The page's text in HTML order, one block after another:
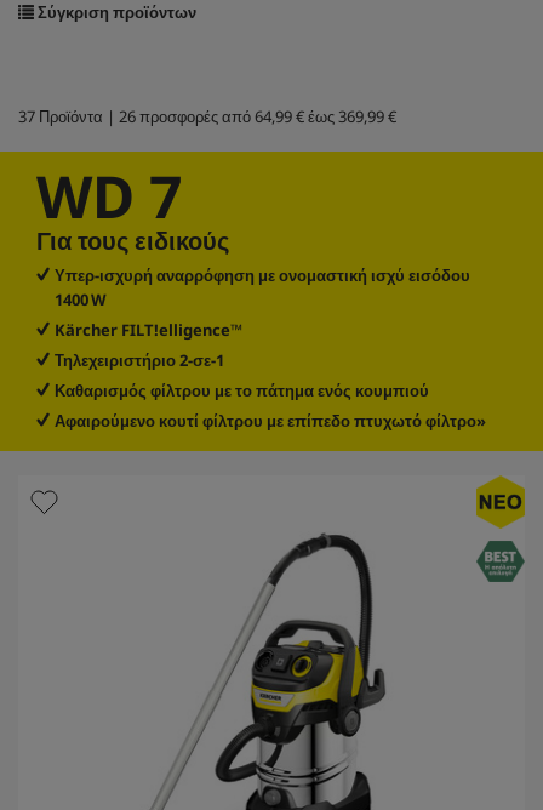
Σύγκριση προϊόντων
37 Προϊόντα | 26προσφορές από64,99 €έως369,99 €
WD 7
Για τους ειδικούς
Υπερ-ισχυρή αναρρόφηση με ονομαστική ισχύ εισόδου
1400 W
Kärcher FILT!elligence™
Τηλεχειριστήριο 2-σε-1
Καθαρισμός φίλτρου με το πάτημα ενός κουμπιού
Αφαιρούμενο κουτί φίλτρου με επίπεδο πτυχωτό φίλτρο»